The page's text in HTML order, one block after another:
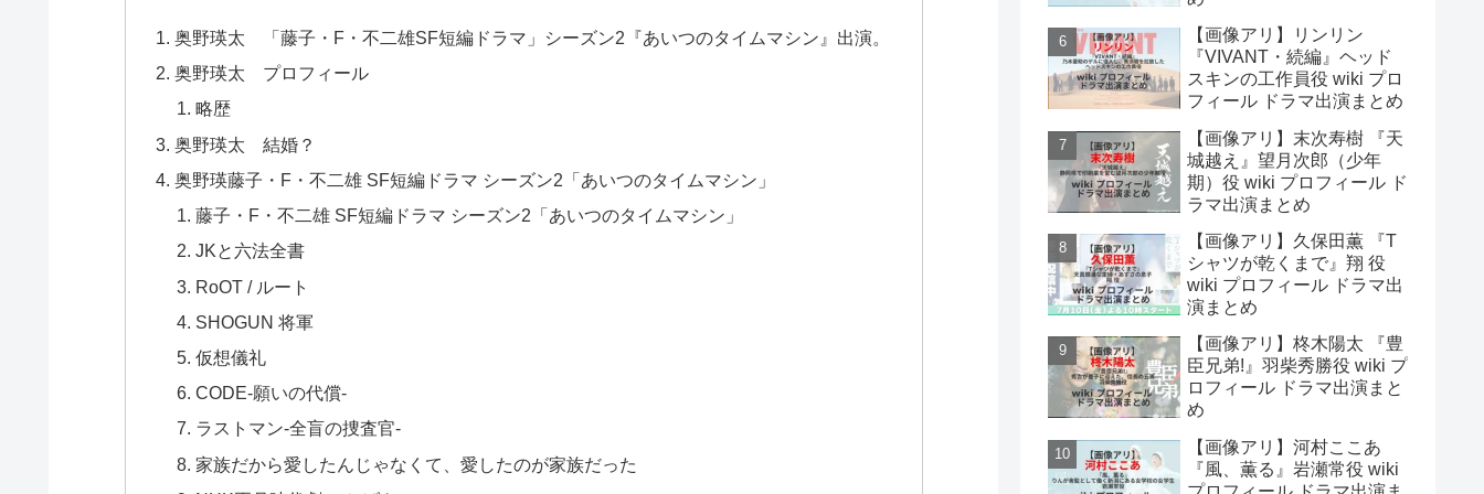
奥野瑛太 「藤子・F・不二雄SF短編ドラマ」シーズン2『あいつのタイムマシン』出演。
奥野瑛太 プロフィール
略歴
奥野瑛太 結婚？
奥野瑛藤子・F・不二雄 SF短編ドラマ シーズン2「あいつのタイムマシン」
藤子・F・不二雄 SF短編ドラマ シーズン2「あいつのタイムマシン」
JKと六法全書
RoOT / ルート
SHOGUN 将軍
仮想儀礼
CODE-願いの代償-
ラストマン-全盲の捜査官-
家族だから愛したんじゃなくて、愛したのが家族だった
【画像アリ】リンリン
『VIVANT・続編』ヘッド
スキンの工作員役 wiki プロ
フィール ドラマ出演まとめ
【画像アリ】末次寿樹 『天
城越え』望月次郎（少年
期）役 wiki プロフィール ド
ラマ出演まとめ
【画像アリ】久保田薫 『T
シャツが乾くまで』翔 役
wiki プロフィール ドラマ出
演まとめ
【画像アリ】柊木陽太 『豊
臣兄弟!』羽柴秀勝役 wiki プ
ロフィール ドラマ出演まと
め
【画像アリ】河村ここあ
『風、薫る』岩瀬常役 wiki